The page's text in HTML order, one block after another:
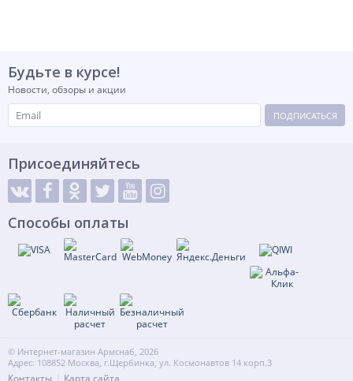
Будьте в курсе!
Новости, обзоры и акции
ПОДПИСАТЬСЯ
Присоединяйтесь
Способы оплаты
© Интернет-магазин Армснаб, 2026
Адрес: 108852 Москва, г.Щербинка, ул. Космонавтов 14 корп.3
Контакты Карта сайта